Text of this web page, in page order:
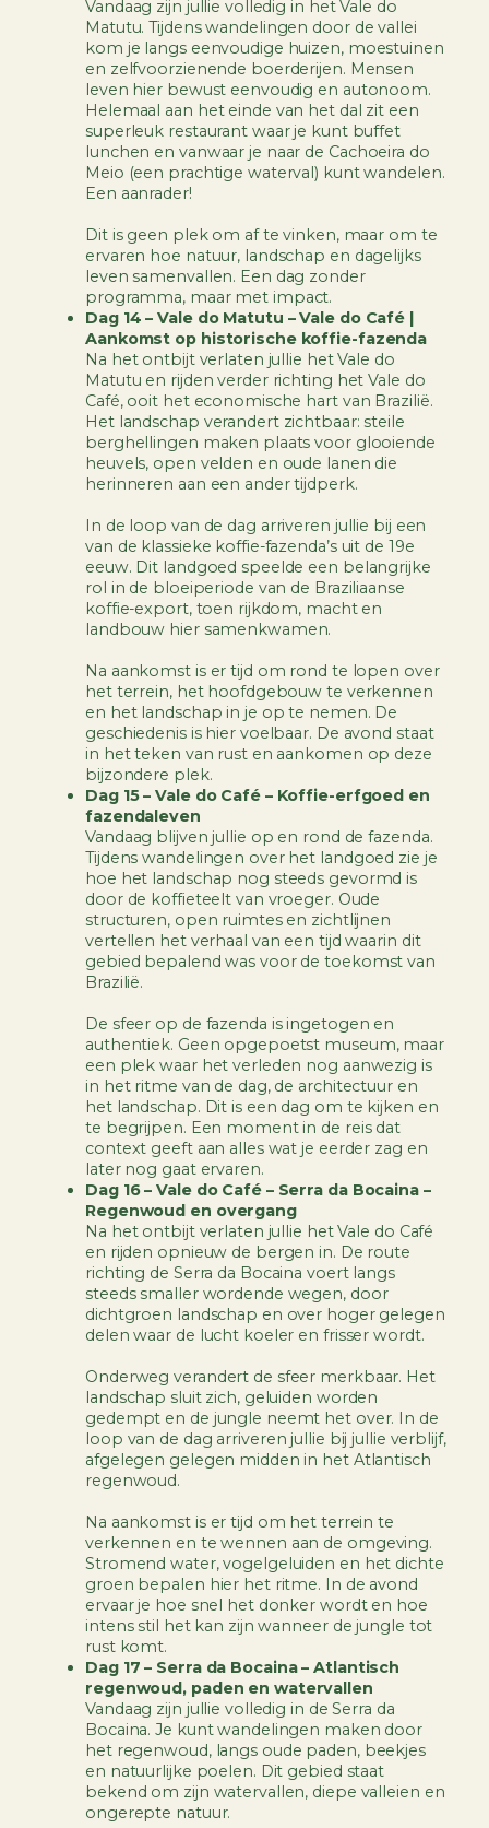
Vandaag zijn jullie volledig in het Vale do
Matutu. Tijdens wandelingen door de vallei
kom je langs eenvoudige huizen, moestuinen
en zelfvoorzienende boerderijen. Mensen
leven hier bewust eenvoudig en autonoom.
Helemaal aan het einde van het dal zit een
superleuk restaurant waar je kunt buffet
lunchen en vanwaar je naar de Cachoeira do
Meio (een prachtige waterval) kunt wandelen.
Een aanrader!
Dit is geen plek om af te vinken, maar om te
ervaren hoe natuur, landschap en dagelijks
leven samenvallen. Een dag zonder
programma, maar met impact.
Dag 14 – Vale do Matutu – Vale do Café |
Aankomst op historische koffie-fazenda
Na het ontbijt verlaten jullie het Vale do
Matutu en rijden verder richting het Vale do
Café, ooit het economische hart van Brazilië.
Het landschap verandert zichtbaar: steile
berghellingen maken plaats voor glooiende
heuvels, open velden en oude lanen die
herinneren aan een ander tijdperk.
In de loop van de dag arriveren jullie bij een
van de klassieke koffie-fazenda’s uit de 19e
eeuw. Dit landgoed speelde een belangrijke
rol in de bloeiperiode van de Braziliaanse
koffie-export, toen rijkdom, macht en
landbouw hier samenkwamen.
Na aankomst is er tijd om rond te lopen over
het terrein, het hoofdgebouw te verkennen
en het landschap in je op te nemen. De
geschiedenis is hier voelbaar. De avond staat
in het teken van rust en aankomen op deze
bijzondere plek.
Dag 15 – Vale do Café – Koffie-erfgoed en
fazendaleven
Vandaag blijven jullie op en rond de fazenda.
Tijdens wandelingen over het landgoed zie je
hoe het landschap nog steeds gevormd is
door de koffieteelt van vroeger. Oude
structuren, open ruimtes en zichtlijnen
vertellen het verhaal van een tijd waarin dit
gebied bepalend was voor de toekomst van
Brazilië.
De sfeer op de fazenda is ingetogen en
authentiek. Geen opgepoetst museum, maar
een plek waar het verleden nog aanwezig is
in het ritme van de dag, de architectuur en
het landschap. Dit is een dag om te kijken en
te begrijpen. Een moment in de reis dat
context geeft aan alles wat je eerder zag en
later nog gaat ervaren.
Dag 16 – Vale do Café – Serra da Bocaina –
Regenwoud en overgang
Na het ontbijt verlaten jullie het Vale do Café
en rijden opnieuw de bergen in. De route
richting de Serra da Bocaina voert langs
steeds smaller wordende wegen, door
dichtgroen landschap en over hoger gelegen
delen waar de lucht koeler en frisser wordt.
Onderweg verandert de sfeer merkbaar. Het
landschap sluit zich, geluiden worden
gedempt en de jungle neemt het over. In de
loop van de dag arriveren jullie bij jullie verblijf,
afgelegen gelegen midden in het Atlantisch
regenwoud.
Na aankomst is er tijd om het terrein te
verkennen en te wennen aan de omgeving.
Stromend water, vogelgeluiden en het dichte
groen bepalen hier het ritme. In de avond
ervaar je hoe snel het donker wordt en hoe
intens stil het kan zijn wanneer de jungle tot
rust komt.
Dag 17 – Serra da Bocaina – Atlantisch
regenwoud, paden en watervallen
Vandaag zijn jullie volledig in de Serra da
Bocaina. Je kunt wandelingen maken door
het regenwoud, langs oude paden, beekjes
en natuurlijke poelen. Dit gebied staat
bekend om zijn watervallen, diepe valleien en
ongerepte natuur.